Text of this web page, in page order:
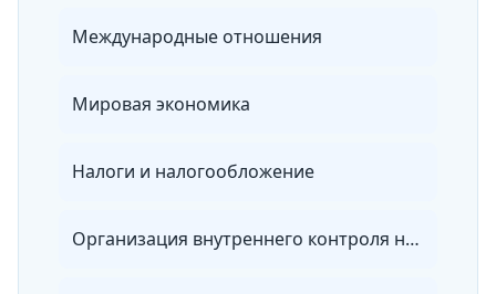
Международные отношения
Мировая экономика
Налоги и налогообложение
Организация внутреннего контроля на предприятии